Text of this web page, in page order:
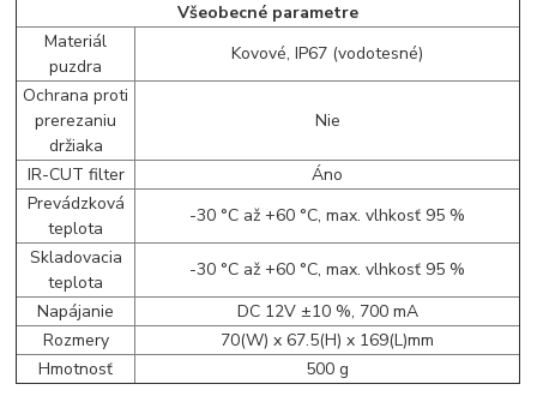
Všeobecné parametre
Materiál
puzdra
Kovové, IP67 (vodotesné)
Ochrana proti
prerezaniu
držiaka
Nie
IR-CUT filter
Áno
Prevádzková
teplota
-30 °C až +60 °C, max. vlhkosť 95 %
Skladovacia
teplota
-30 °C až +60 °C, max. vlhkosť 95 %
Napájanie
DC 12V ±10 %, 700 mA
Rozmery
70(W) x 67.5(H) x 169(L)mm
Hmotnosť
500 g